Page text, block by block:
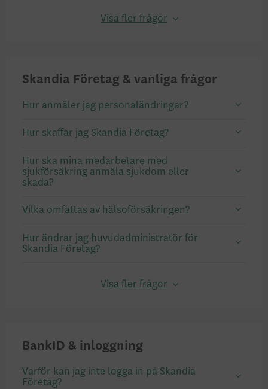
Visa fler frågor
Skandia Företag & vanliga frågor
Hur anmäler jag personaländringar?
Hur skaffar jag Skandia Företag?
Hur ska mina medarbetare med
sjukförsäkring anmäla sjukdom eller
skada?
Vilka omfattas av hälsoförsäkringen?
Hur ändrar jag huvudadministratör för
Skandia Företag?
Visa fler frågor
BankID & inloggning
Varför kan jag inte logga in på Skandia
Företag?